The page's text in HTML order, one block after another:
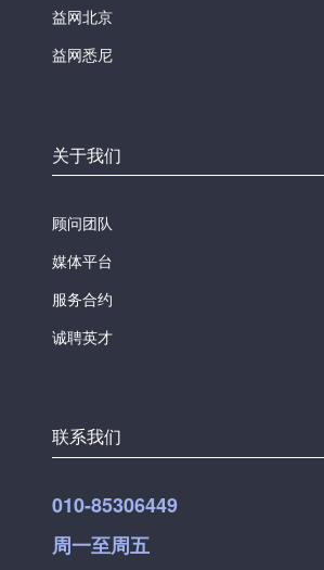
益网北京
益网悉尼
关于我们
顾问团队
媒体平台
服务合约
诚聘英才
联系我们
010-85306449
周一至周五